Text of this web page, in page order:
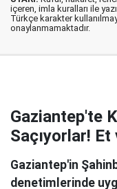
içeren, imla kuralları ile
Türkçe karakter
onaylanmamaktadır.
Gaziantep'te
Saçıyorlar! Et
Gaziantep'in
denetimlerinde